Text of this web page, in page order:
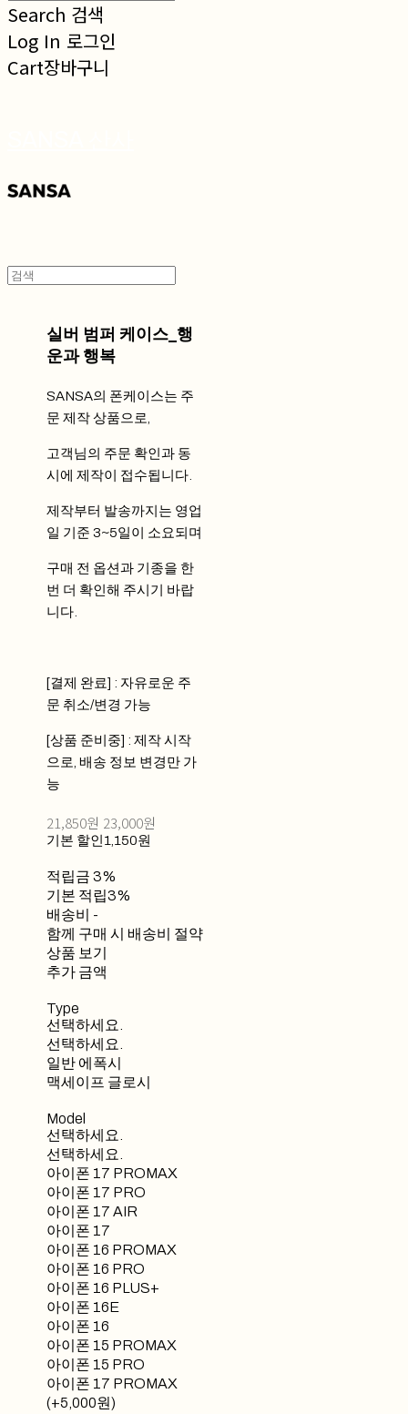
Search 검색
Log In 로그인
Cart장바구니
실버 범퍼 케이스_행
운과 행복
SANSA의 폰케이스는 주
문 제작 상품으로,
고객님의 주문 확인과 동
시에 제작이 접수됩니다.
제작부터 발송까지는 영업
일 기준 3~5일이 소요되며
구매 전 옵션과 기종을 한
번 더 확인해 주시기 바랍
니다.
[결제 완료] : 자유로운 주
문 취소/변경 가능
[상품 준비중] : 제작 시작
으로, 배송 정보 변경만 가
능
21,850원 23,000원
기본 할인 1,150원
적립금 3%
기본 적립3%
배송비 -
함께 구매 시 배송비 절약
상품 보기
추가 금액
Type
선택하세요.
선택하세요.
일반 에폭시
맥세이프 글로시
Model
선택하세요.
선택하세요.
아이폰 17 PROMAX
아이폰 17 PRO
아이폰 17 AIR
아이폰 17
아이폰 16 PROMAX
아이폰 16 PRO
아이폰 16 PLUS+
아이폰 16E
아이폰 16
아이폰 15 PROMAX
아이폰 15 PRO
아이폰 17 PROMAX
(+5,000원)